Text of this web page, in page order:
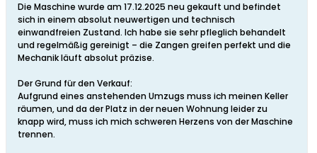
Die Maschine wurde am 17.12.2025 neu gekauft und befindet
sich in einem absolut neuwertigen und technisch
einwandfreien Zustand. Ich habe sie sehr pfleglich behandelt
und regelmäßig gereinigt – die Zangen greifen perfekt und die
Mechanik läuft absolut präzise.
Der Grund für den Verkauf:
Aufgrund eines anstehenden Umzugs muss ich meinen Keller
räumen, und da der Platz in der neuen Wohnung leider zu
knapp wird, muss ich mich schweren Herzens von der Maschine
trennen.